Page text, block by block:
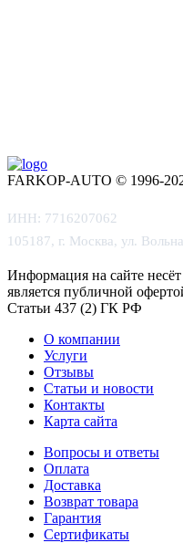
FARKOP-AUTO © 1996-
ИНН: 7716207062
105187, г. Москва, ул.
Информация на сайте
является публичной
Статьи 437 (2) ГК РФ
О компании
Услуги
Отзывы
Статьи и новости
Контакты
Карта сайта
Вопросы и ответы
Оплата
Доставка
Возврат товара
Гарантия
Сертификаты